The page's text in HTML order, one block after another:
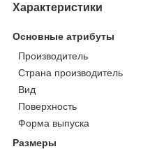
Характеристики
Основные атрибуты
Производитель
Страна производитель
Вид
Поверхность
Форма выпуска
Размеры